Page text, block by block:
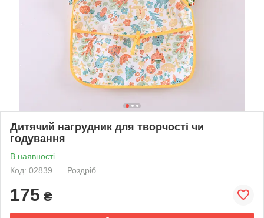
Дитячий нагрудник для творчості чи
годування
В наявності
Код: 02839
Роздріб
175 ₴